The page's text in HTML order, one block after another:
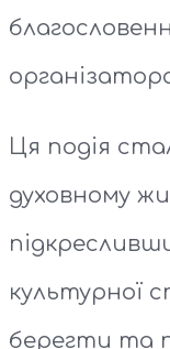
Ця подія
духовному
культурної
берегти та